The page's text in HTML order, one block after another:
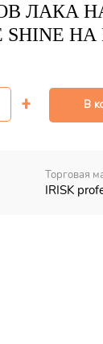
ЛАКА
SHINE
В
Торговая
IRISK